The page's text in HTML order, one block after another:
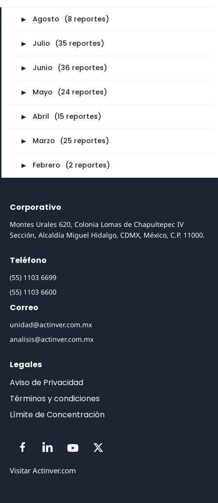
► Agosto (8 reportes)
► Julio (35 reportes)
► Junio (36 reportes)
► Mayo (24 reportes)
► Abril (15 reportes)
► Marzo (25 reportes)
► Febrero (2 reportes)
Corporativo
Montes Urales 620, Colonia Lomas de Chapultepec IV
Sección, Alcaldía Miguel Hidalgo, CDMX, México, C.P. 11000.
Teléfono
(55) 1103 6699
(55) 1103 6600
Correo
unidad@actinver.com.mx
analisis@actinver.com.mx
Legales
Aviso de Privacidad
Términos y condiciones
Límite de Concentración
Visitar Actinver.com